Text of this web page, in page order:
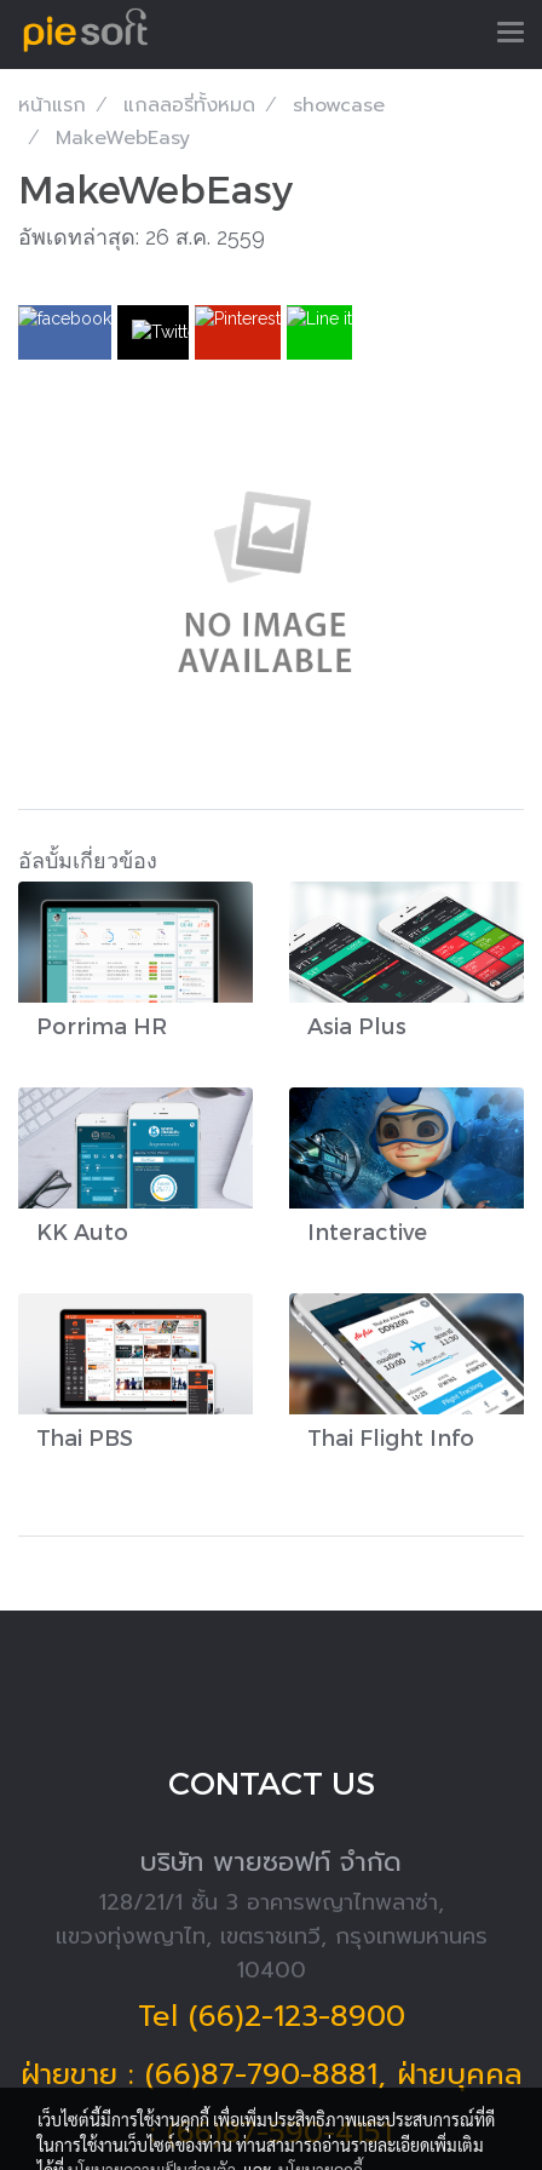
หน้าแรก แกลลอรี่ทั้งหมด
showcase
MakeWebEasy
MakeWebEasy
อัพเดทล่าสุด: 26 ส.ค. 2559
อัลบั้มเกี่ยวข้อง
Porrima HR Asia Plus
KK Auto Interactive
Thai PBS Thai Flight Info
CONTACT US
บริษัท พายซอฟท์ จำกัด
128/21/1 ชั้น 3 อาคารพญาไทพลาซ่า,
แขวงทุ่งพญาไท, เขตราชเทวี, กรุงเทพมหานคร
10400
Tel (66)2-123-8900
ฝ่ายขาย : (66)87-790-8881, ฝ่ายบุคคล
: (66)87-590-4151
เว็บไซต์นี้มีการใช้งานคุกกี้ เพื่อเพิ่มประสิทธิภาพและประสบการณ์ที่ดี
ในการใช้งานเว็บไซต์ของท่าน ท่านสามารถอ่านรายละเอียดเพิ่มเติม